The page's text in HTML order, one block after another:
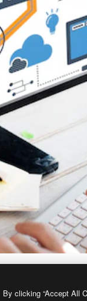
By clicking “Accept All